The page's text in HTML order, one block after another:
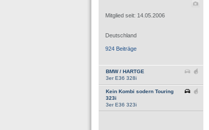
Mitglied seit: 14.05.2006
Deutschland
924 Beiträge
BMW / HARTGE
3er E36 328i
Kein Kombi sodern Touring
323i
3er E36 323i